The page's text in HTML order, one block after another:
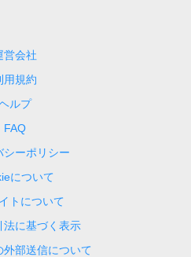
営会社
用規約
ルプ
FAQ
シーポリシー
について
トについて
法に基づく表示
外部送信について